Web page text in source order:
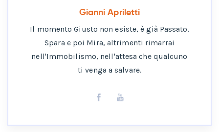
Gianni Apriletti
Il momento Giusto non esiste, è già Passato.
Spara e poi Mira, altrimenti rimarrai
nell'Immobilismo, nell'attesa che qualcuno
ti venga a salvare.